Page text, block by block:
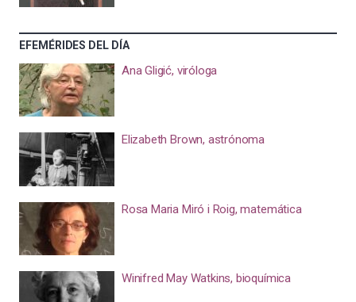
EFEMÉRIDES DEL DÍA
Ana Gligić, viróloga
Elizabeth Brown, astrónoma
Rosa Maria Miró i Roig, matemática
Winifred May Watkins, bioquímica